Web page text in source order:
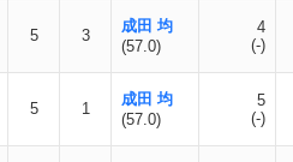
5 3
成田 均
(57.0)
4
(-)
5 1
成田 均
(57.0)
5
(-)